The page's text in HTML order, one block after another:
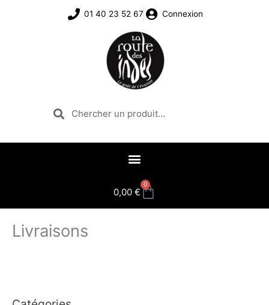
01 40 23 52 67 Connexion
RechercherRechercher
0,00 €
0
Panier
Livraisons